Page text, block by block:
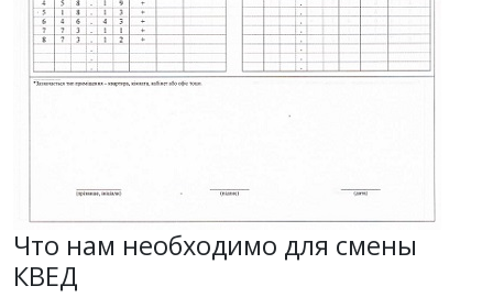
Что нам необходимо для смены
КВЕД